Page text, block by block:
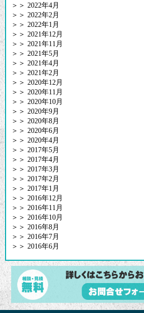
＞＞ 2022年4月
＞＞ 2022年2月
＞＞ 2022年1月
＞＞ 2021年12月
＞＞ 2021年11月
＞＞ 2021年5月
＞＞ 2021年4月
＞＞ 2021年2月
＞＞ 2020年12月
＞＞ 2020年11月
＞＞ 2020年10月
＞＞ 2020年9月
＞＞ 2020年8月
＞＞ 2020年6月
＞＞ 2020年4月
＞＞ 2017年5月
＞＞ 2017年4月
＞＞ 2017年3月
＞＞ 2017年2月
＞＞ 2017年1月
＞＞ 2016年12月
＞＞ 2016年11月
＞＞ 2016年10月
＞＞ 2016年8月
＞＞ 2016年7月
＞＞ 2016年6月